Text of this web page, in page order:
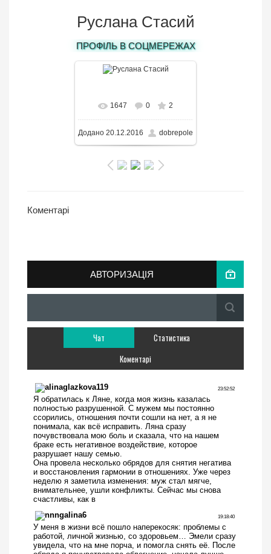
Руслана Стасий
ПРОФІЛЬ В СОЦМЕРЕЖАХ
471x650/ 128.5KB
1647 0 2
Додано 20.12.2016 dobrepole
Коментарі
АВТОРИЗАЦІЯ
Чат
Статистика
Коментарі